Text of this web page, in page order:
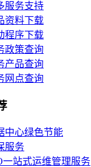
服务支持
资料下载
程序下载
政策查询
产品查询
网点查询
中心绿色节能
服务
一站式运维管理服务